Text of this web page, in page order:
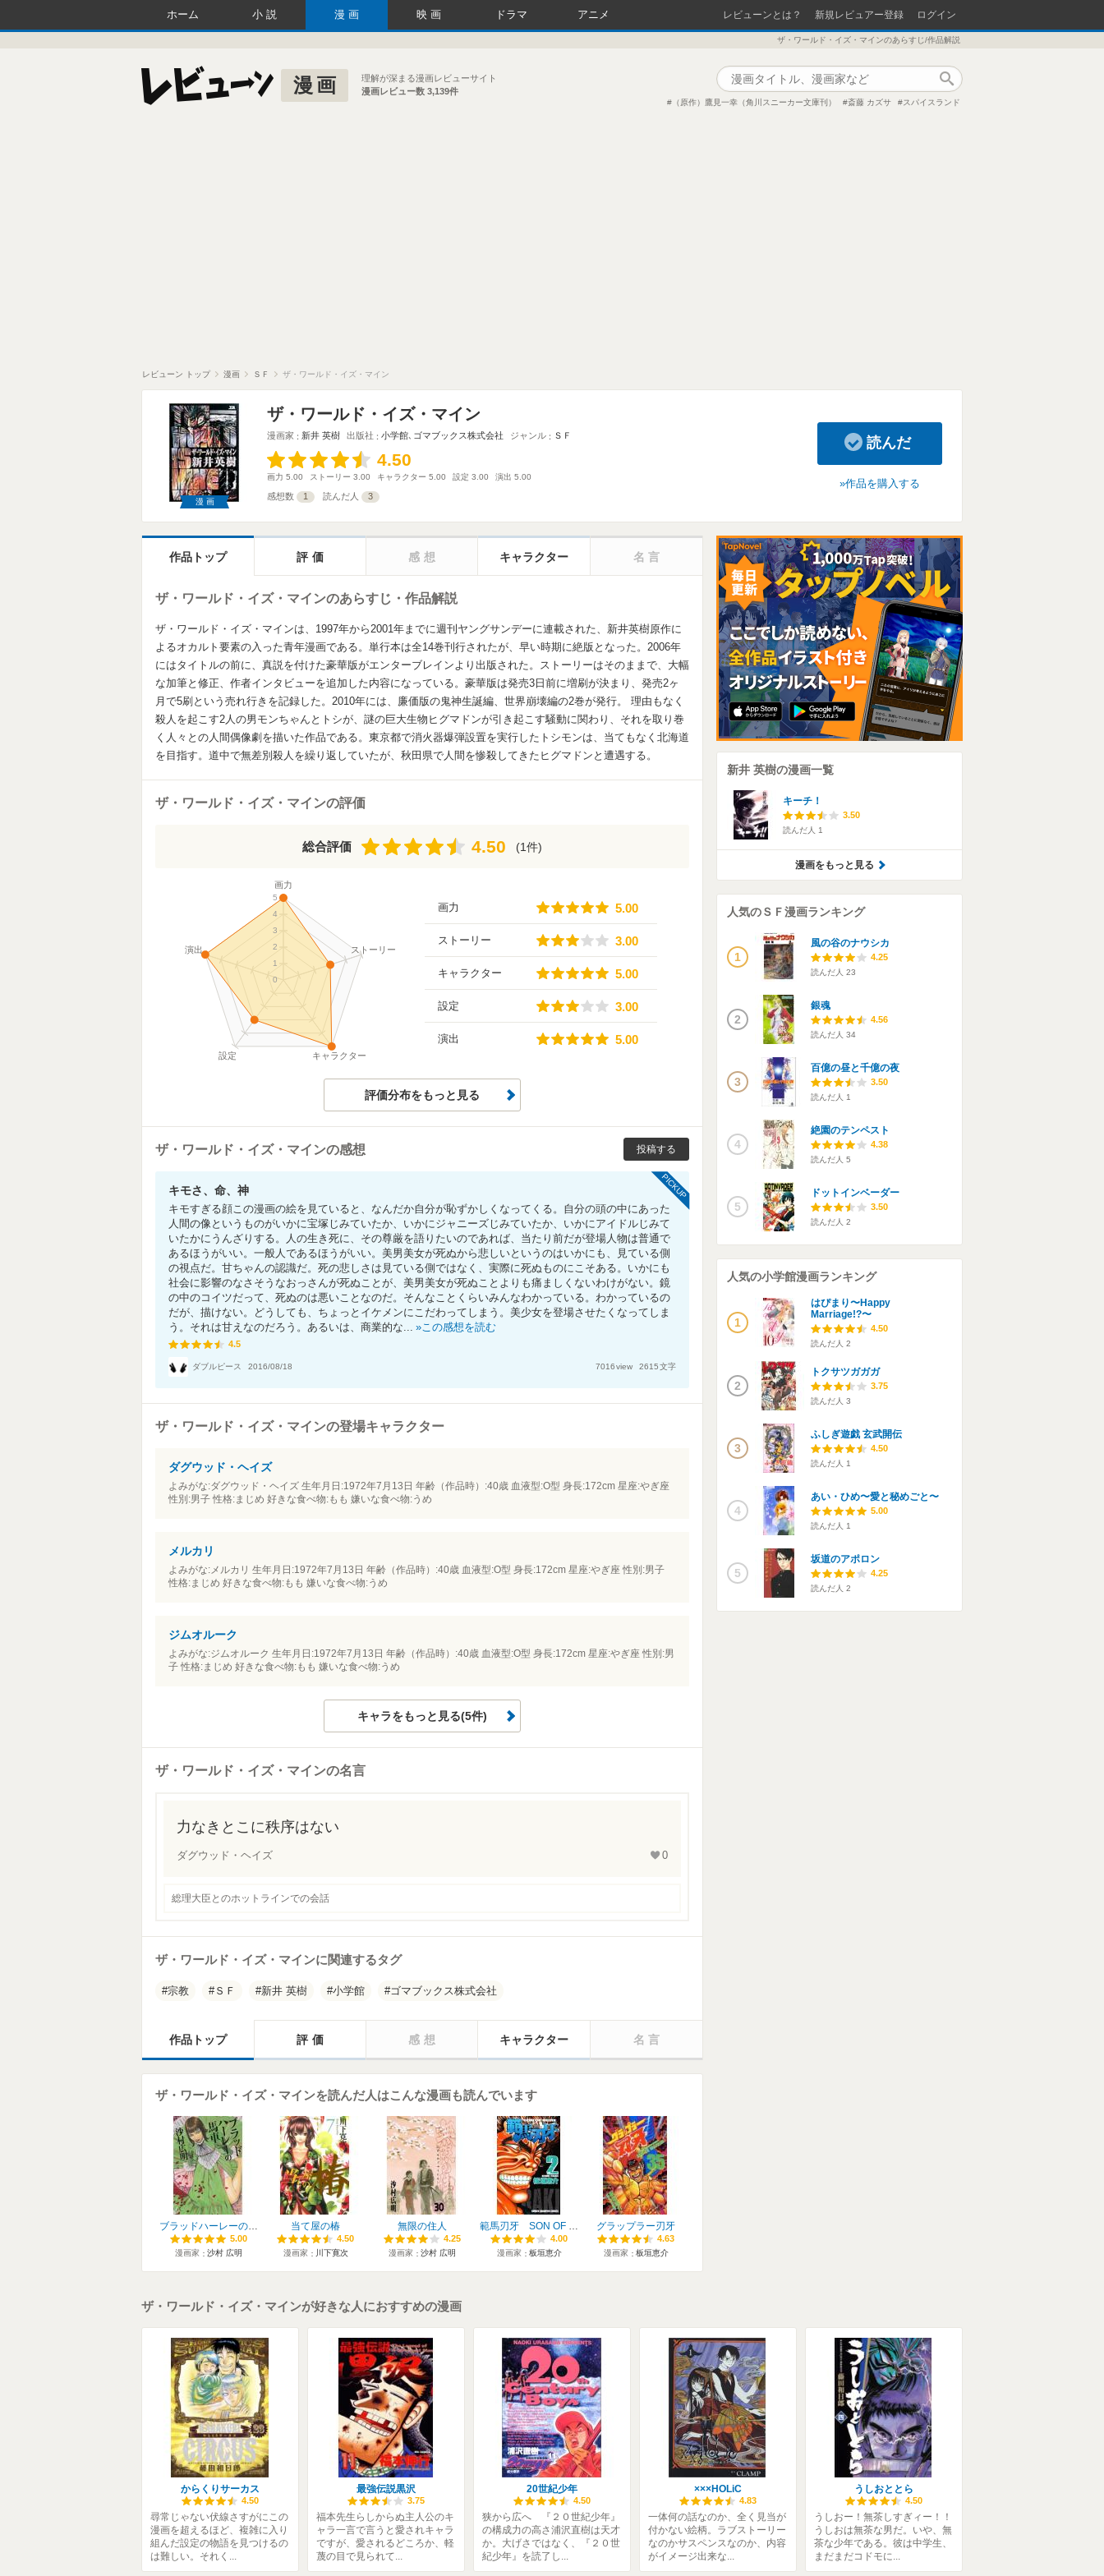
ホーム 小説 漫画 映画 ドラマ アニメ レビューンとは？ 新規レビュアー登録 ログイン
ザ・ワールド・イズ・マインのあらすじ/作品解説
漫画
理解が深まる漫画レビューサイト
漫画レビュー数 3,139件
（原作）鷹見一幸（角川スニーカー文庫刊） 斎藤 カズサ スパイスランド
レビューン トップ 漫画 ＳＦ ザ・ワールド・イズ・マイン
漫画
ザ・ワールド・イズ・マイン
漫画家 新井 英樹 出版社 小学館､ ゴマブックス株式会社 ジャンル ＳＦ
4.50
4.50
画力 5.00 ストーリー 3.00 キャラクター 5.00 設定 3.00 演出 5.00
感想数 1 読んだ人 3
読んだ
作品を購入する
作品トップ 評価 感想 キャラクター 名言
ザ・ワールド・イズ・マインのあらすじ・作品解説
ザ・ワールド・イズ・マインは、1997年から2001年までに週刊ヤングサンデーに連載された、新井英樹原作に
よるオカルト要素の入った青年漫画である。単行本は全14巻刊行されたが、早い時期に絶版となった。2006年
にはタイトルの前に、真説を付けた豪華版がエンターブレインより出版された。ストーリーはそのままで、大幅
な加筆と修正、作者インタビューを追加した内容になっている。豪華版は発売3日前に増刷が決まり、発売2ヶ
月で5刷という売れ行きを記録した。2010年には、廉価版の鬼神生誕編、世界崩壊編の2巻が発行。 理由もなく
殺人を起こす2人の男モンちゃんとトシが、謎の巨大生物ヒグマドンが引き起こす騒動に関わり、それを取り巻
く人々との人間偶像劇を描いた作品である。東京都で消火器爆弾設置を実行したトシモンは、当てもなく北海道
を目指す。道中で無差別殺人を繰り返していたが、秋田県で人間を惨殺してきたヒグマドンと遭遇する。
ザ・ワールド・イズ・マインの評価
総合評価 4.50
4.50 (1件)
画力
ストーリー
キャラクター
設定
演出
0
1
2
3
4
5
画力 5.00
5.00
ストーリー 3.00
3.00
キャラクター 5.00
5.00
設定 3.00
3.00
演出 5.00
5.00
評価分布をもっと見る
ザ・ワールド・イズ・マインの感想 投稿する
キモさ、命、神
キモすぎる顔この漫画の絵を見ていると、なんだか自分が恥ずかしくなってくる。自分の頭の中にあった
人間の像というものがいかに宝塚じみていたか、いかにジャニーズじみていたか、いかにアイドルじみて
いたかにうんざりする。人の生き死に、その尊厳を語りたいのであれば、当たり前だが登場人物は普通で
あるほうがいい。一般人であるほうがいい。美男美女が死ぬから悲しいというのはいかにも、見ている側
の視点だ。甘ちゃんの認識だ。死の悲しさは見ている側ではなく、実際に死ぬものにこそある。いかにも
社会に影響のなさそうなおっさんが死ぬことが、美男美女が死ぬことよりも痛ましくないわけがない。鏡
の中のコイツだって、死ぬのは悪いことなのだ。そんなことくらいみんなわかっている。わかっているの
だが、描けない。どうしても、ちょっとイケメンにこだわってしまう。美少女を登場させたくなってしま
う。それは甘えなのだろう。あるいは、商業的な...
この感想を読む
4.5
4.5
ダブルピース 2016/08/18 7016view 2615文字
PICKUP
ザ・ワールド・イズ・マインの登場キャラクター
ダグウッド・ヘイズ
よみがな:ダグウッド・ヘイズ 生年月日:1972年7月13日 年齢（作品時）:40歳 血液型:O型 身長:172cm 星座:やぎ座
性別:男子 性格:まじめ 好きな食べ物:もも 嫌いな食べ物:うめ
メルカリ
よみがな:メルカリ 生年月日:1972年7月13日 年齢（作品時）:40歳 血液型:O型 身長:172cm 星座:やぎ座 性別:男子
性格:まじめ 好きな食べ物:もも 嫌いな食べ物:うめ
ジムオルーク
よみがな:ジムオルーク 生年月日:1972年7月13日 年齢（作品時）:40歳 血液型:O型 身長:172cm 星座:やぎ座 性別:男
子 性格:まじめ 好きな食べ物:もも 嫌いな食べ物:うめ
キャラをもっと見る(5件)
ザ・ワールド・イズ・マインの名言
力なきとこに秩序はない
ダグウッド・ヘイズ 0
総理大臣とのホットラインでの会話
ザ・ワールド・イズ・マインに関連するタグ
宗教 ＳＦ 新井 英樹 小学館 ゴマブックス株式会社
作品トップ 評価 感想 キャラクター 名言
ザ・ワールド・イズ・マインを読んだ人はこんな漫画も読んでいます
ブラッドハーレーの馬車
5.00
5.00
漫画家 沙村 広明
当て屋の椿
4.50
4.50
漫画家 川下寛次
無限の住人
4.25
4.25
漫画家 沙村 広明
範馬刃牙 SON OF OGRE
4.00
4.00
漫画家 板垣恵介
グラップラー刃牙
4.63
4.63
漫画家 板垣恵介
新井 英樹の漫画一覧
キーチ！
3.50
読んだ人 1
漫画をもっと見る
人気のＳＦ漫画ランキング
1
風の谷のナウシカ
4.25
読んだ人 23
2
銀魂
4.56
読んだ人 34
3
百億の昼と千億の夜
3.50
読んだ人 1
4
絶園のテンペスト
4.38
読んだ人 5
5
ドットインベーダー
3.50
読んだ人 2
人気の小学館漫画ランキング
1
はぴまり〜Happy
Marriage!?〜
4.50
読んだ人 2
2
トクサツガガガ
3.75
読んだ人 3
3
ふしぎ遊戯 玄武開伝
4.50
読んだ人 1
4
あい・ひめ〜愛と秘めごと〜
5.00
読んだ人 1
5
坂道のアポロン
4.25
読んだ人 2
ザ・ワールド・イズ・マインが好きな人におすすめの漫画
からくりサーカス
4.50
尋常じゃない伏線さすがにこの
漫画を超えるほど、複雑に入り
組んだ設定の物語を見つけるの
は難しい。それく...
最強伝説黒沢
3.75
福本先生らしからぬ主人公のキ
ャラ一言で言うと愛されキャラ
ですが、愛されるどころか、軽
蔑の目で見られて...
20世紀少年
4.50
狭から広へ 『２０世紀少年』
の構成力の高さ浦沢直樹は天才
か。大げさではなく、『２０世
紀少年』を読了し...
×××HOLiC
4.83
一体何の話なのか、全く見当が
付かない絵柄。ラブストーリー
なのかサスペンスなのか、内容
がイメージ出来な...
うしおととら
4.50
うしおー！無茶しすぎィー！！
うしおは無茶な男だ。いや、無
茶な少年である。彼は中学生、
まだまだコドモに...